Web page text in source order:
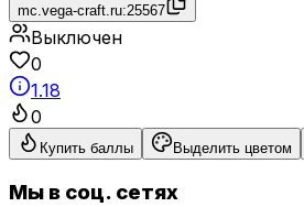
mc.vega-craft.ru:25567
Выключен
0
1.18
0
Купить баллы Выделить цветом
Мы в соц. сетях